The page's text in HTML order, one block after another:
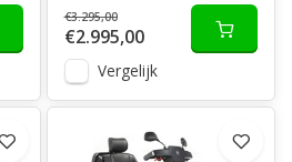
€3.295,00
€2.995,00
Vergelijk